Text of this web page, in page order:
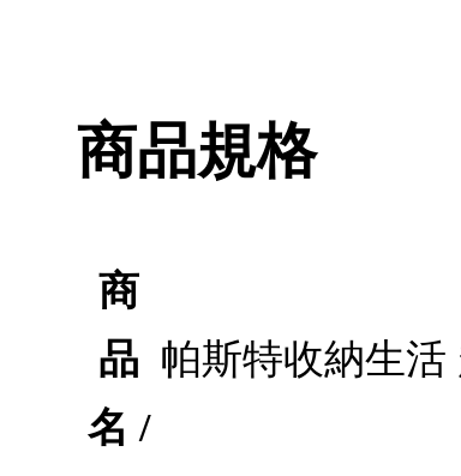
商品規格
商
品
名 /
帕斯特收納生活